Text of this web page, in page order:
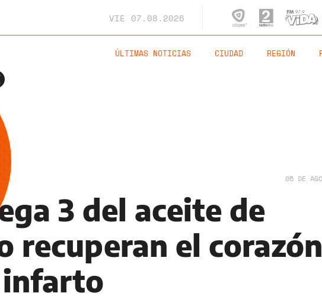
VIE 07.08.2026
ÚLTIMAS NOTICIAS CIUDAD REGIÓN
05 DE
3 del aceite de
recuperan el corazón